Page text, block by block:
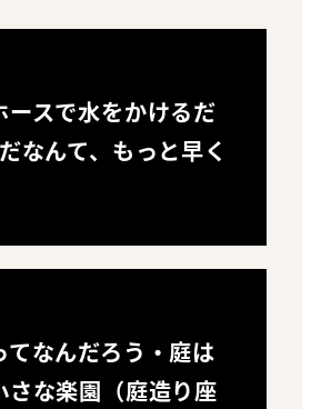
ースで水をかけるだ
なんて、もっと早く
てなんだろう・庭は
さな楽園（庭造り座